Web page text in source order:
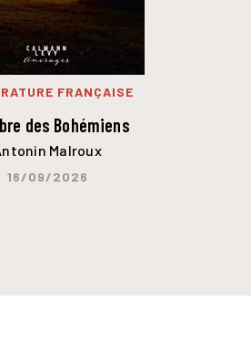
FRANÇAISE
des Bohémiens
Malroux
16/09/2026